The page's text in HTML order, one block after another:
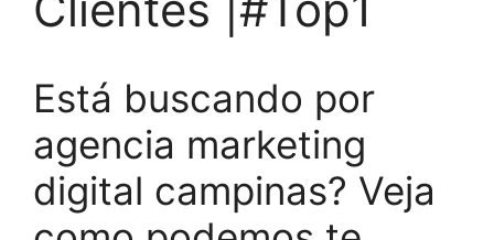
Está buscando por
agencia marketing
digital campinas? Veja